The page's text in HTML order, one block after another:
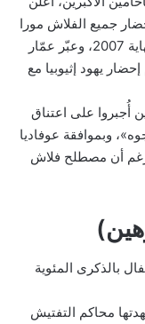
جميع الفلاش مورا
– قرابة 18,000 شخص – إلى إسرائيل قبل نهاية 2007، وعبّر عمّار
إحضار يهود إثيوبيا مع
أُجبروا على اعتناق
وبموافقة عوفاديا
رغم أن مصطلح فلاش
بالذكرى المئوية
محاكم التفتيش